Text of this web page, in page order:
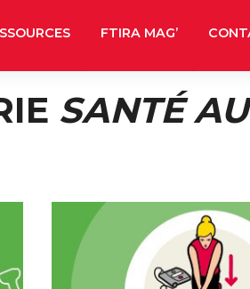
FTIRA MAG’
SANTÉ AU